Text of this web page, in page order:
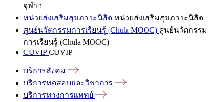
จุฬาฯ
หน่วยส่งเสริมสุขภาวะนิสิต หน่วยส่งเสริมสุขภาวะนิสิต
ศูนย์นวัตกรรมการเรียนรู้ (Chula MOOC) ศูนย์นวัตกรรม
การเรียนรู้ (Chula MOOC)
CUVIPCUVIP
บริการสังคม
บริการทดสอบและวิชาการ
บริการทางการแพทย์